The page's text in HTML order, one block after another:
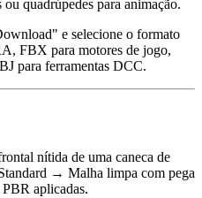
quadrúpedes para animação.
e selecione o formato
FBX para motores de jogo,
para ferramentas DCC.
nítida de uma caneca de
→ Malha limpa com pega
aplicadas.